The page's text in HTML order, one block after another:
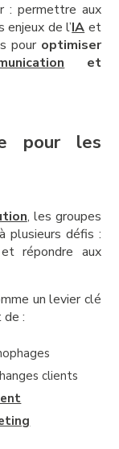
: permettre aux
de l’IA et
pour optimiser
et
pour les
, les groupes
plusieurs défis :
répondre aux
un levier clé
:
clients